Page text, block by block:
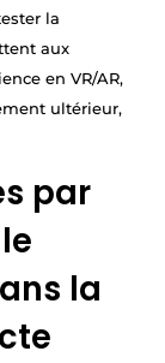
la
aux
en VR/AR,
ultérieur,
par
la